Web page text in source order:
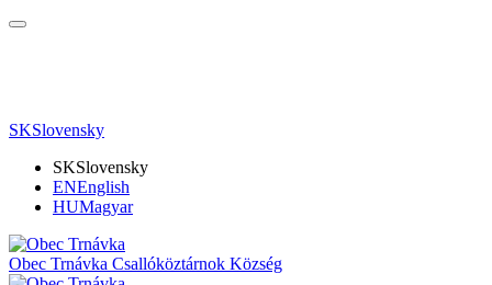
SKSlovensky
SKSlovensky
ENEnglish
HUMagyar
Obec Trnávka Csallóköztárnok Község